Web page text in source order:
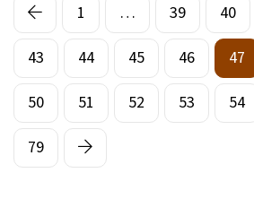
1 … 39 40
43
44 45 46 47
50
51 52 53 54
79